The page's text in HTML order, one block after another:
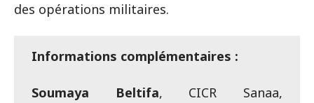
des opérations militaires.
Informations complémentaires :
Soumaya Beltifa, CICR Sanaa,